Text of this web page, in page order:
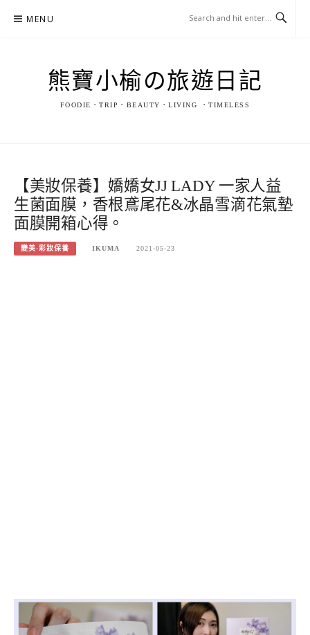
MENU
熊寶小榆の旅遊日記
FOODIE．TRIP．BEAUTY．LIVING ．TIMELESS
【美妝保養】嬌嬌女JJ LADY 一家人益
生菌面膜，香根鳶尾花&冰晶雪滴花氣墊
面膜開箱心得。
變美-彩妝保養 IKUMA 2021-05-23